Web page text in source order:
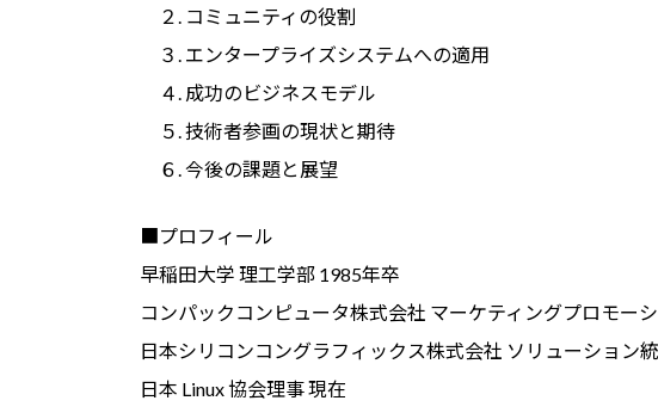
２. コミュニティの役割
３. エンタープライズシステムへの適用
４. 成功のビジネスモデル
５. 技術者参画の現状と期待
６. 今後の課題と展望
■プロフィール
早稲田大学 理工学部 1985年卒
コンパックコンピュータ株式会社 マーケティングプロモー
日本シリコンコングラフィックス株式会社 ソリューション
日本 Linux 協会理事 現在